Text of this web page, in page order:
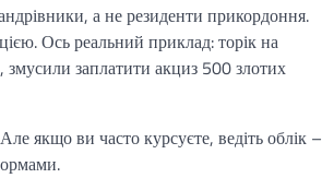
а не резиденти прикордоння.
Ось реальний приклад: торік на
змусили заплатити акциз 500 злотих
якщо ви часто курсуєте, ведіть облік –